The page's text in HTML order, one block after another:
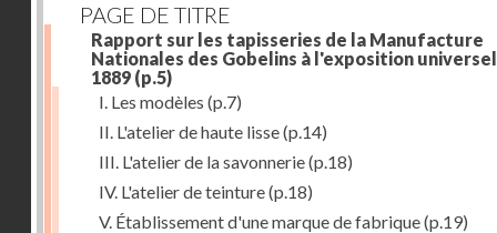
PAGE DE TITRE
Rapport sur les tapisseries de la Manufacture
Nationales des Gobelins à l'exposition
1889 (p.5)
I. Les modèles (p.7)
II. L'atelier de haute lisse(p.14)
III. L'atelier de la savonnerie(p.18)
IV. L'atelier de teinture(p.18)
V. Établissement d'une marque de fabrique(p.19)